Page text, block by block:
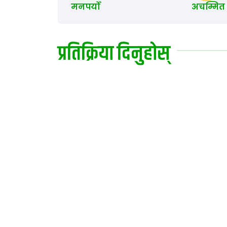
मनपर्यो अचम्मित
प्रतिक्रिया दिनुहोस्